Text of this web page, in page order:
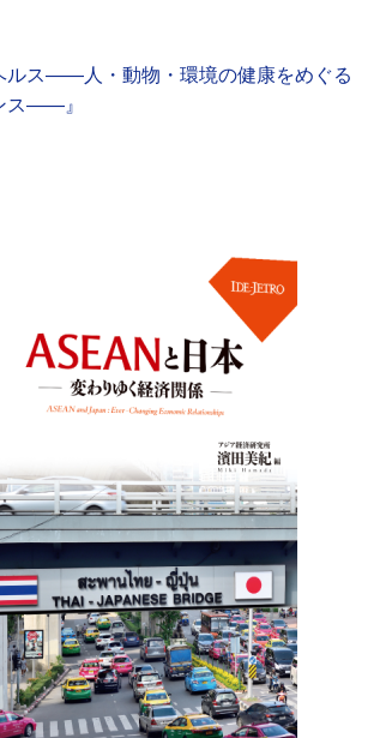
ルス――人・動物・環境の健康をめぐる
ス――』